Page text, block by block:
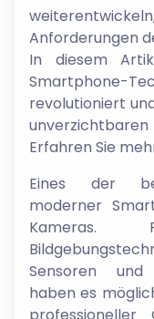
Anforderungen
In diesem
revolutioniert
Erfahren Sie
Eines der
moderner
Sensoren und
haben es